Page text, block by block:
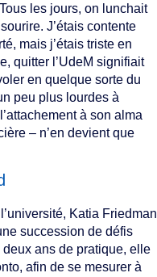
les jours, on lunchait
J’étais contente
mais j’étais triste en
quitter l’UdeM signifiait
en quelque sorte du
peu plus lourdes à
à son alma
– n’en devient que
Katia Friedman
succession de défis
ans de pratique, elle
afin de se mesurer à